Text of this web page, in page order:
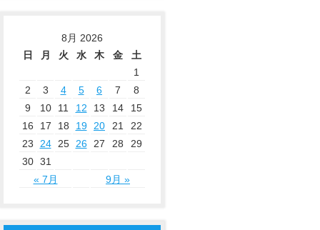
8月 2026
日
月 火 水 木 金
土
1
2
3 4 5 6 7
8
9
10 11 12 13 14
15
16
17 18 19 20 21
22
23
24 25 26 27 28
29
30 31
« 7月
9月 »